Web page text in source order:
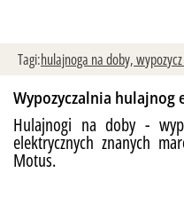
Tagi:hulajnoga na doby,
Wypozyczalnia hulajnog
Hulajnogi na doby -
elektrycznych znanych
Motus.